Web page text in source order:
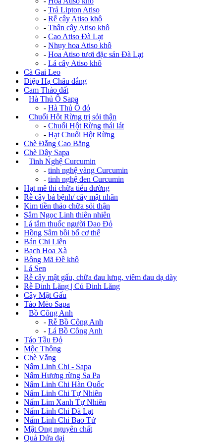
- Trả Lipton Atiso
- Rễ cây Atiso khô
- Thân cây Atiso khô
- Cao Atiso Đà Lạt
- Nhụy hoa Atiso khô
- Hoa Atiso tươi đặc sản Đà Lạt
- Lá cây Atiso khô
Cà Gai Leo
Diệp Hạ Châu đắng
Cam Thảo đất
Hà Thủ Ô Sapa
- Hà Thủ Ô đỏ
Chuối Hột Rừng trị sỏi thận
- Chuối Hột Rừng thái lát
- Hạt Chuối Hột Rừng
Chè Đắng Cao Bằng
Chè Dây Sapa
Tinh Nghệ Curcumin
- tinh nghệ vàng Curcumin
- tinh nghệ đen Curcumin
Hạt mê thi chữa tiểu đường
Rễ cây bá bệnh/ cây mật nhân
Kim tiền thảo chữa sỏi thận
Sâm Ngọc Linh thiên nhiên
Lá tắm thuốc người Dao Đỏ
Hồng Sâm bồi bổ cơ thể
Bán Chi Liên
Bạch Hoa Xà
Bông Mã Đề khô
Lá Sen
Rễ cây mật gấu, chữa đau lưng, viêm đau dạ dày
Rễ Đinh Lăng | Củ Đinh Lăng
Cây Mật Gấu
Táo Mèo Sapa
Bồ Công Anh
- Rễ Bồ Công Anh
- Lá Bồ Công Anh
Táo Tầu Đỏ
Mộc Thông
Chè Vằng
Nấm Linh Chi - Sapa
Nấm Hương rừng Sa Pa
Nấm Linh Chi Hàn Quốc
Nấm Linh Chi Tự Nhiên
Nấm Lim Xanh Tự Nhiên
Nấm Linh Chi Đà Lạt
Nấm Linh Chi Bao Tử
Mật Ong nguyên chất
Quả Dứa dại